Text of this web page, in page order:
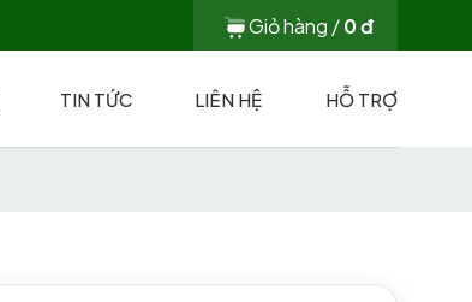
Giỏ hàng /0đ
TIN TỨC LIÊN HỆ HỖ TRỢ